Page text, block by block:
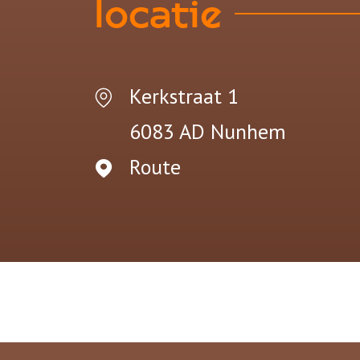
locatie
Kerkstraat 1
6083 AD Nunhem
Route